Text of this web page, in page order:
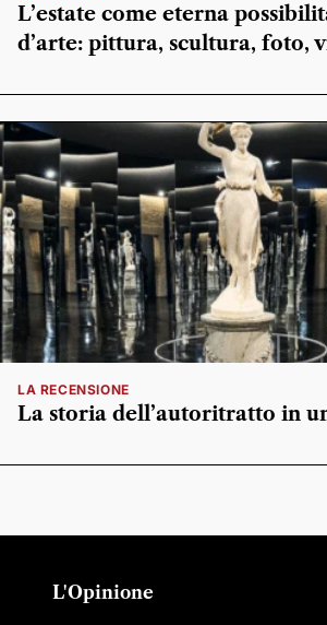
L’estate come eterna
d’arte: pittura, scultura, foto,
LA RECENSIONE
La storia dell’autoritratto in
L'Opinione